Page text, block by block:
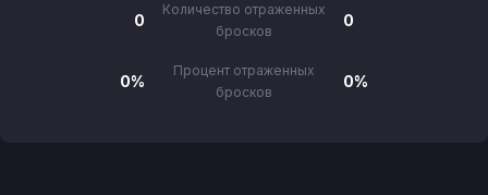
0
Количество отраженных
бросков
0
0%
Процент отраженных
бросков
0%